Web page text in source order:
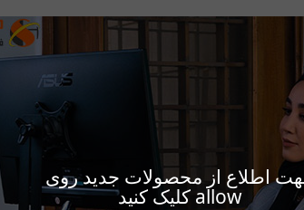
اطلاع از محصولات جدید روی
allow کلیک کنید